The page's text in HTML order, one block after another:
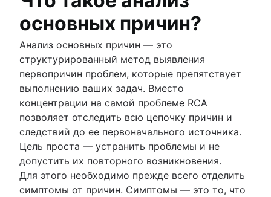
Стили управления
Продуктивность на рабочем месте
Преодолейте проблемы коммуникации
Функциональная организационная
[определение, преимущества и
Обзор
Модели
Совместное руководство
Хранение и отслеживание документов
Документация на продукт
Проектный документ программного
обеспечения
Техническое задание
Процесс управления документами
Обзор
Корпоративная социальная сеть
основных причин?
Анализ основных причин — это
структурированный метод выявления
первопричин проблем, которые препятствует
выполнению ваших задач. Вместо
концентрации на самой проблеме RCA
позволяет отследить всю цепочку причин и
следствий до ее первоначального источника.
Цель проста — устранить проблемы и не
допустить их повторного возникновения.
Для этого необходимо прежде всего отделить
симптомы от причин. Симптомы — это то, что